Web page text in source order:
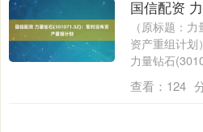
（原标题：
资产重组计划
力量钻石
查看： 124